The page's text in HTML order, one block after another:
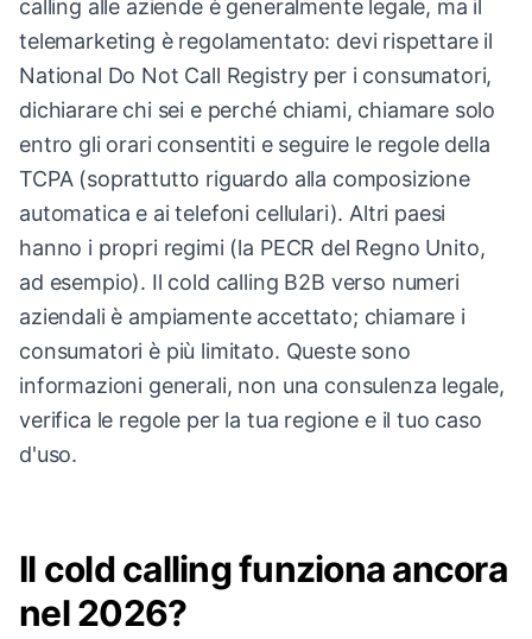
calling alle aziende è generalmente legale, ma il
telemarketing è regolamentato: devi rispettare il
National Do Not Call Registry per i consumatori,
dichiarare chi sei e perché chiami, chiamare solo
entro gli orari consentiti e seguire le regole della
TCPA (soprattutto riguardo alla composizione
automatica e ai telefoni cellulari). Altri paesi
hanno i propri regimi (la PECR del Regno Unito,
ad esempio). Il cold calling B2B verso numeri
aziendali è ampiamente accettato; chiamare i
consumatori è più limitato. Queste sono
informazioni generali, non una consulenza legale,
verifica le regole per la tua regione e il tuo caso
d'uso.
Il cold calling funziona ancora
nel 2026?